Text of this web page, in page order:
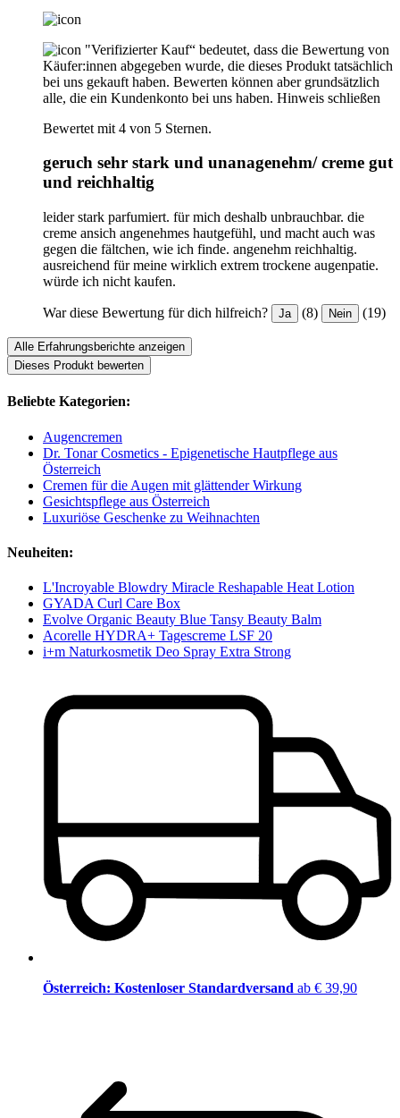
"Verifizierter Kauf“ bedeutet, dass die Bewertung von
Käufer:innen abgegeben wurde, die dieses Produkt tatsächlich
bei uns gekauft haben. Bewerten können aber grundsätzlich
alle, die ein Kundenkonto bei uns haben. Hinweis schließen
Bewertet mit 4 von 5 Sternen.
geruch sehr stark und unanagenehm/ creme gut
und reichhaltig
leider stark parfumiert. für mich deshalb unbrauchbar. die
creme ansich angenehmes hautgefühl, und macht auch was
gegen die fältchen, wie ich finde. angenehm reichhaltig.
ausreichend für meine wirklich extrem trockene augenpatie.
würde ich nicht kaufen.
War diese Bewertung für dich hilfreich? Ja (8) Nein (19)
Alle Erfahrungsberichte anzeigen
Dieses Produkt bewerten
Beliebte Kategorien:
Augencremen
Dr. Tonar Cosmetics - Epigenetische Hautpflege aus
Österreich
Cremen für die Augen mit glättender Wirkung
Gesichtspflege aus Österreich
Luxuriöse Geschenke zu Weihnachten
Neuheiten:
L'Incroyable Blowdry Miracle Reshapable Heat Lotion
GYADA Curl Care Box
Evolve Organic Beauty Blue Tansy Beauty Balm
Acorelle HYDRA+ Tagescreme LSF 20
i+m Naturkosmetik Deo Spray Extra Strong
Österreich: Kostenloser Standardversand ab € 39,90